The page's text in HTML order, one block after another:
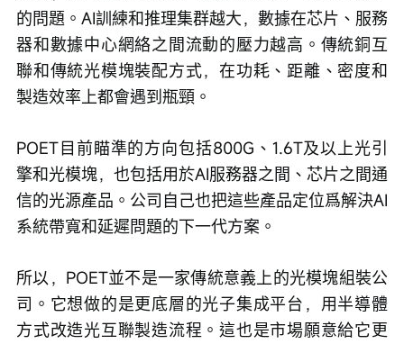
的問題。AI訓練和推理集群越大，數據在芯片、服務
器和數據中心網絡之間流動的壓力越高。傳統銅互
聯和傳統光模塊裝配方式，在功耗、距離、密度和
製造效率上都會遇到瓶頸。
POET目前瞄準的方向包括800G、1.6T及以上光引
擎和光模塊，也包括用於AI服務器之間、芯片之間通
信的光源產品。公司自己也把這些產品定位爲解決AI
系統帶寬和延遲問題的下一代方案。
所以，POET並不是一家傳統意義上的光模塊組裝公
司。它想做的是更底層的光子集成平台，用半導體
方式改造光互聯製造流程。這也是市場願意給它更